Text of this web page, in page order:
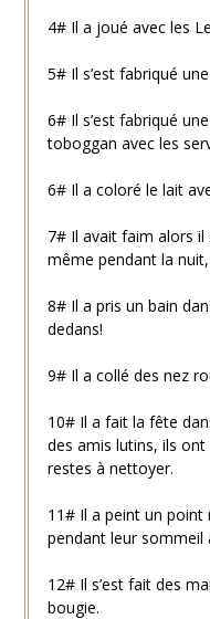
4# Il a joué avec les
5# Il s’est fabriqué
6# Il s’est fabriqué
toboggan avec les
6# Il a coloré le lait
7# Il avait faim alors il
même pendant la
8# Il a pris un bain
dedans!
9# Il a collé des nez
10# Il a fait la fête
des amis lutins, ils
restes à nettoyer.
11# Il a peint un point
pendant leur sommeil
12# Il s’est fait des
bougie.